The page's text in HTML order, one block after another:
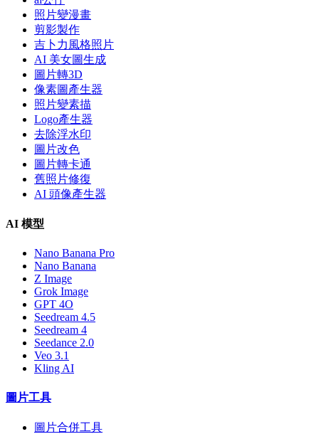
照片變漫畫
剪影製作
吉卜力風格照片
AI 美女圖生成
圖片轉3D
像素圖產生器
照片變素描
Logo產生器
去除浮水印
圖片改色
圖片轉卡通
舊照片修復
AI 頭像產生器
AI 模型
Nano Banana Pro
Nano Banana
Z Image
Grok Image
GPT 4O
Seedream 4.5
Seedream 4
Seedance 2.0
Veo 3.1
Kling AI
圖片工具
圖片合併工具